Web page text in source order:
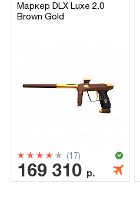
Маркер DLX Luxe 2.0
Brown Gold
(17)
169 310 р.